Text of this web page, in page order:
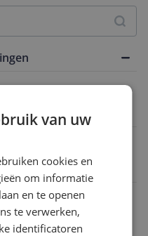
van uw
cookies en
om informatie
en te openen
te verwerken,
identificatoren